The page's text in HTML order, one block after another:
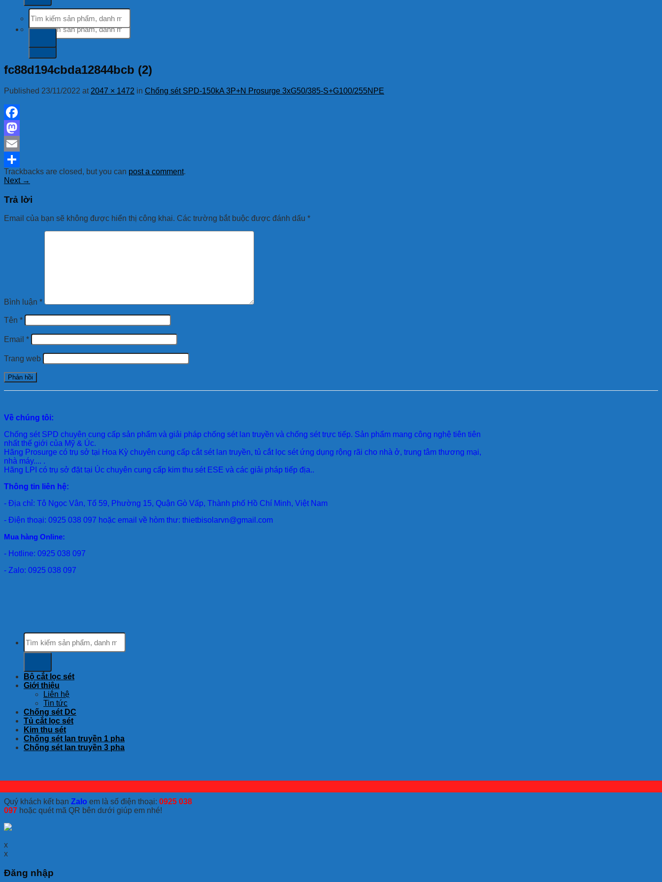
Tìm
kiếm:
Tìm
kiếm:
fc88d194cbda12844bcb (2)
Published 23/11/2022 at 2047 × 1472 in Chống sét SPD-150kA 3P+N Prosurge 3xG50/385-S+G100/255NPE
Facebook
Mastodon
Email
Share
Trackbacks are closed, but you can post a comment.
Next →
Trả lời
Email của bạn sẽ không được hiển thị công khai. Các trường bắt buộc được đánh dấu *
Bình luận *
Tên *
Email *
Trang web
Về chúng tôi:
Chống sét SPD chuyên cung cấp sản phẩm và giải pháp chống sét lan truyền và chống sét trực tiếp. Sản phẩm mang công nghệ tiên tiên
nhất thế giới của Mỹ & Úc.
Hãng Prosurge có trụ sở tại Hoa Kỳ chuyên cung cấp cắt sét lan truyền, tủ cắt lọc sét ứng dụng rộng rãi cho nhà ở, trung tâm thương mại,
nhà máy.... .
Hãng LPI có trụ sở đặt tại Úc chuyên cung cấp kim thu sét ESE và các giải pháp tiếp địa..
Thông tin liên hệ:
- Địa chỉ: Tô Ngọc Vân, Tổ 59, Phường 15, Quận Gò Vấp, Thành phố Hồ Chí Minh, Việt Nam
- Điện thoại: 0925 038 097 hoặc email về hòm thư: thietbisolarvn@gmail.com
Mua hàng Online:
- Hotline: 0925 038 097
- Zalo: 0925 038 097
Tìm
kiếm:
Bộ cắt lọc sét
Giới thiệu
Liên hệ
Tin tức
Chống sét DC
Tủ cắt lọc sét
Kim thu sét
Chống sét lan truyền 1 pha
Chống sét lan truyền 3 pha
Quý khách kết bạn Zalo em là số điện thoại: 0925 038
097 hoặc quét mã QR bên dưới giúp em nhé!
x
x
Đăng nhập